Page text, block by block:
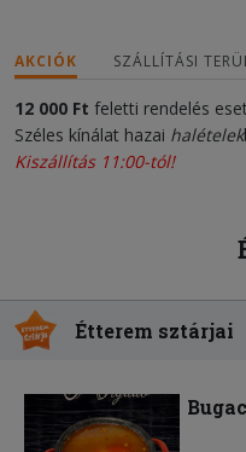
AKCIÓK SZÁLLÍTÁSI
12 000 Ft feletti rendelés
Széles kínálat hazai halételek
Kiszállítás 11:00-tól!
Étterem sztárjai